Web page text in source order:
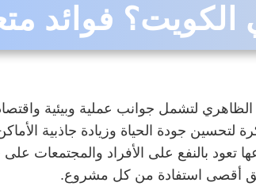
فوائد
الظاهري لتشمل جوانب عملية وبيئية
لتحسين جودة الحياة وزيادة جاذبية
تعود بالنفع على الأفراد والمجتمعات
أقصى استفادة من كل مشروع.